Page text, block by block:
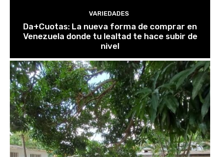
VARIEDADES
Da+Cuotas: La nueva forma de comprar en
Venezuela donde tu lealtad te hace subir de
nivel